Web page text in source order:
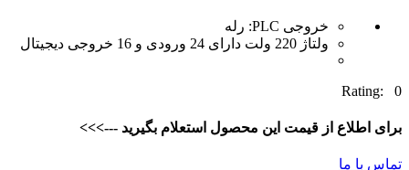
خروجی PLC: رله
از قیمت این محصول استعلام بگیرید --->>>
ما